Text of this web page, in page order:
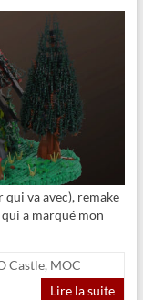
va avec), remake
a marqué mon
Castle, MOC
Lire la suite